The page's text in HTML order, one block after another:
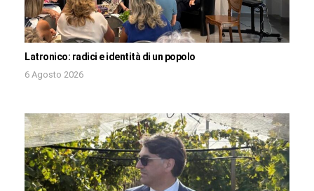
Latronico: radici e identità di un popolo
6 Agosto 2026